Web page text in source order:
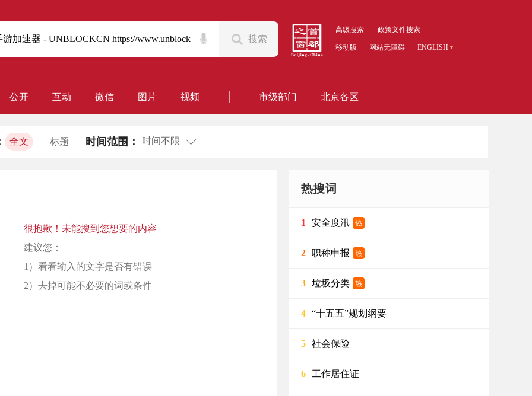
搜索
高级搜索 政策文件搜索
移动版 网站无障碍 ENGLISH
公开 互动 微信 图片 视频 市级部门 北京各区
全文 标题 时间范围： 时间不限
很抱歉！未能搜到您想要的内容
建议您：
1）看看输入的文字是否有错误
2）去掉可能不必要的词或条件
热搜词
1 安全度汛 热
2 职称申报 热
3 垃圾分类 热
4 “十五五”规划纲要
5 社会保险
6 工作居住证